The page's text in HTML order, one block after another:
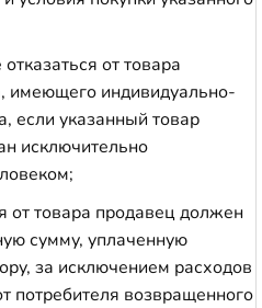
от товара
имеющего индивидуально-
если указанный товар
исключительно
от товара продавец должен
сумму, уплаченную
за исключением расходов
потребителя возвращенного